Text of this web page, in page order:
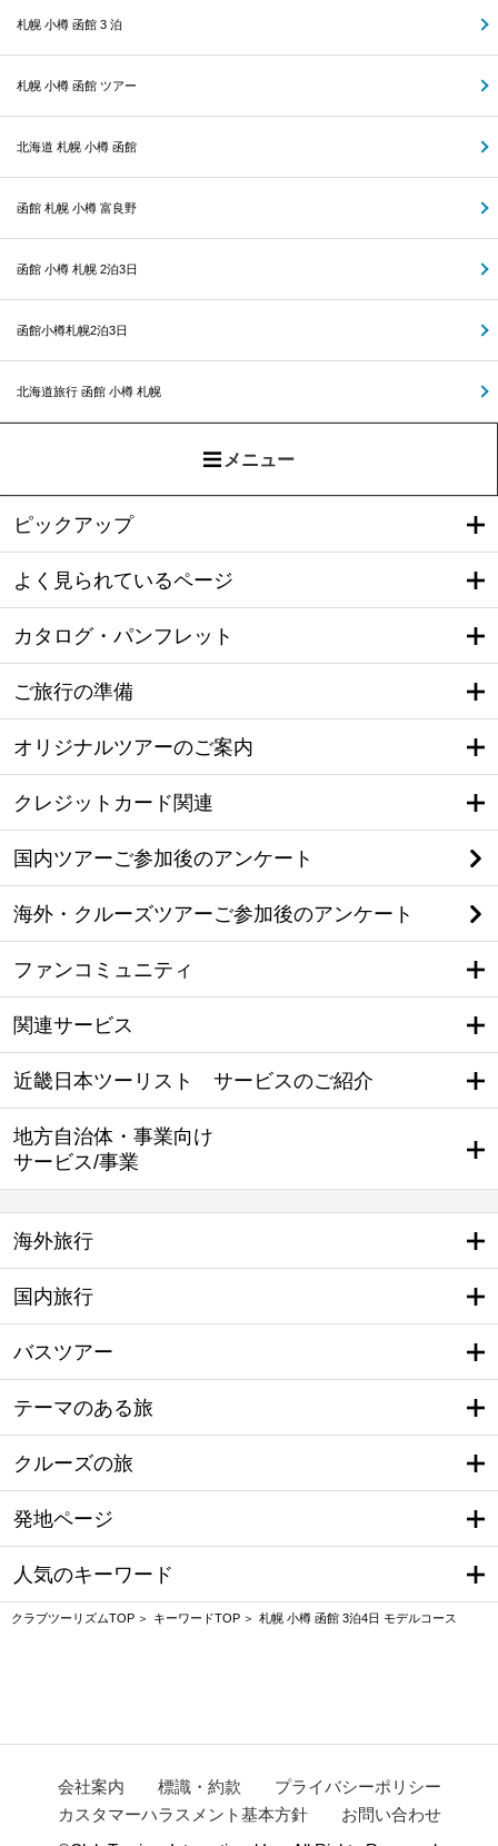
札幌 小樽 函館 3 泊
札幌 小樽 函館 ツアー
北海道 札幌 小樽 函館
函館 札幌 小樽 富良野
函館 小樽 札幌 2泊3日
函館小樽札幌2泊3日
北海道旅行 函館 小樽 札幌
メニュー
ピックアップ
よく見られているページ
カタログ・パンフレット
ご旅行の準備
オリジナルツアーのご案内
クレジットカード関連
国内ツアーご参加後のアンケート
海外・クルーズツアーご参加後のアンケート
ファンコミュニティ
関連サービス
近畿日本ツーリスト サービスのご紹介
地方自治体・事業向け
サービス/事業
海外旅行
国内旅行
バスツアー
テーマのある旅
クルーズの旅
発地ページ
人気のキーワード
クラブツーリズムTOP キーワードTOP 札幌 小樽 函館 3泊4日 モデルコース
会社案内 標識・約款
プライバシーポリシー
カスタマーハラスメント基本方針
お問い合わせ